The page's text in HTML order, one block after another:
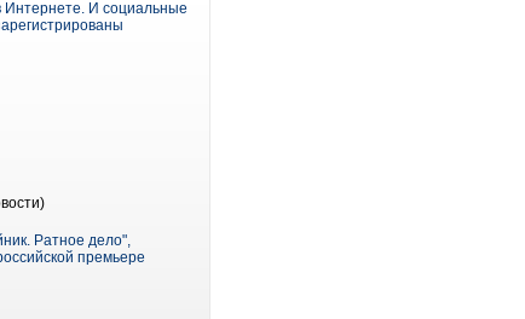
Интернете. И социальные
Ратное дело",
премьере